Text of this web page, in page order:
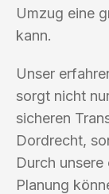
Umzug eine
kann.
Unser
sorgt nicht
sicheren
Dordrecht,
Durch
Planung